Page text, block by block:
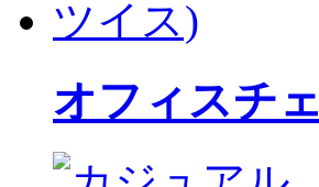
オフィスチ